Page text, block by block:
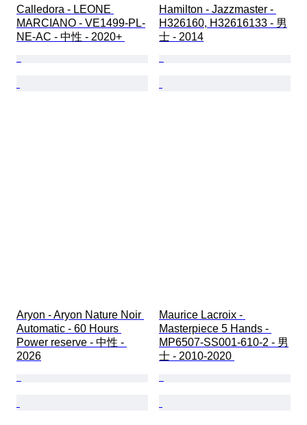
Calledora - LEONE
MARCIANO - VE1499-PL-
NE-AC - 中性 - 2020+
Hamilton - Jazzmaster -
H326160, H32616133 - 男
士 - 2014
Aryon - Aryon Nature Noir
Automatic - 60 Hours
Power reserve - 中性 -
2026
Maurice Lacroix -
Masterpiece 5 Hands -
MP6507-SS001-610-2 - 男
士 - 2010-2020